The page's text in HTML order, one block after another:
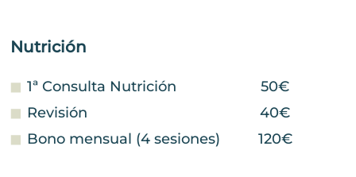
Nutrición
1ª Consulta Nutrición
50€
Revisión
40€
Bono mensual (4 sesiones)
120€